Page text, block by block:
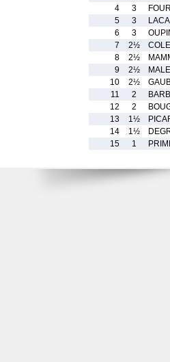
4
3
5
3
6
3
7
2½
8
2½
9
2½
10
2½
11
2
12
2
13
1½
14
1½
15
1